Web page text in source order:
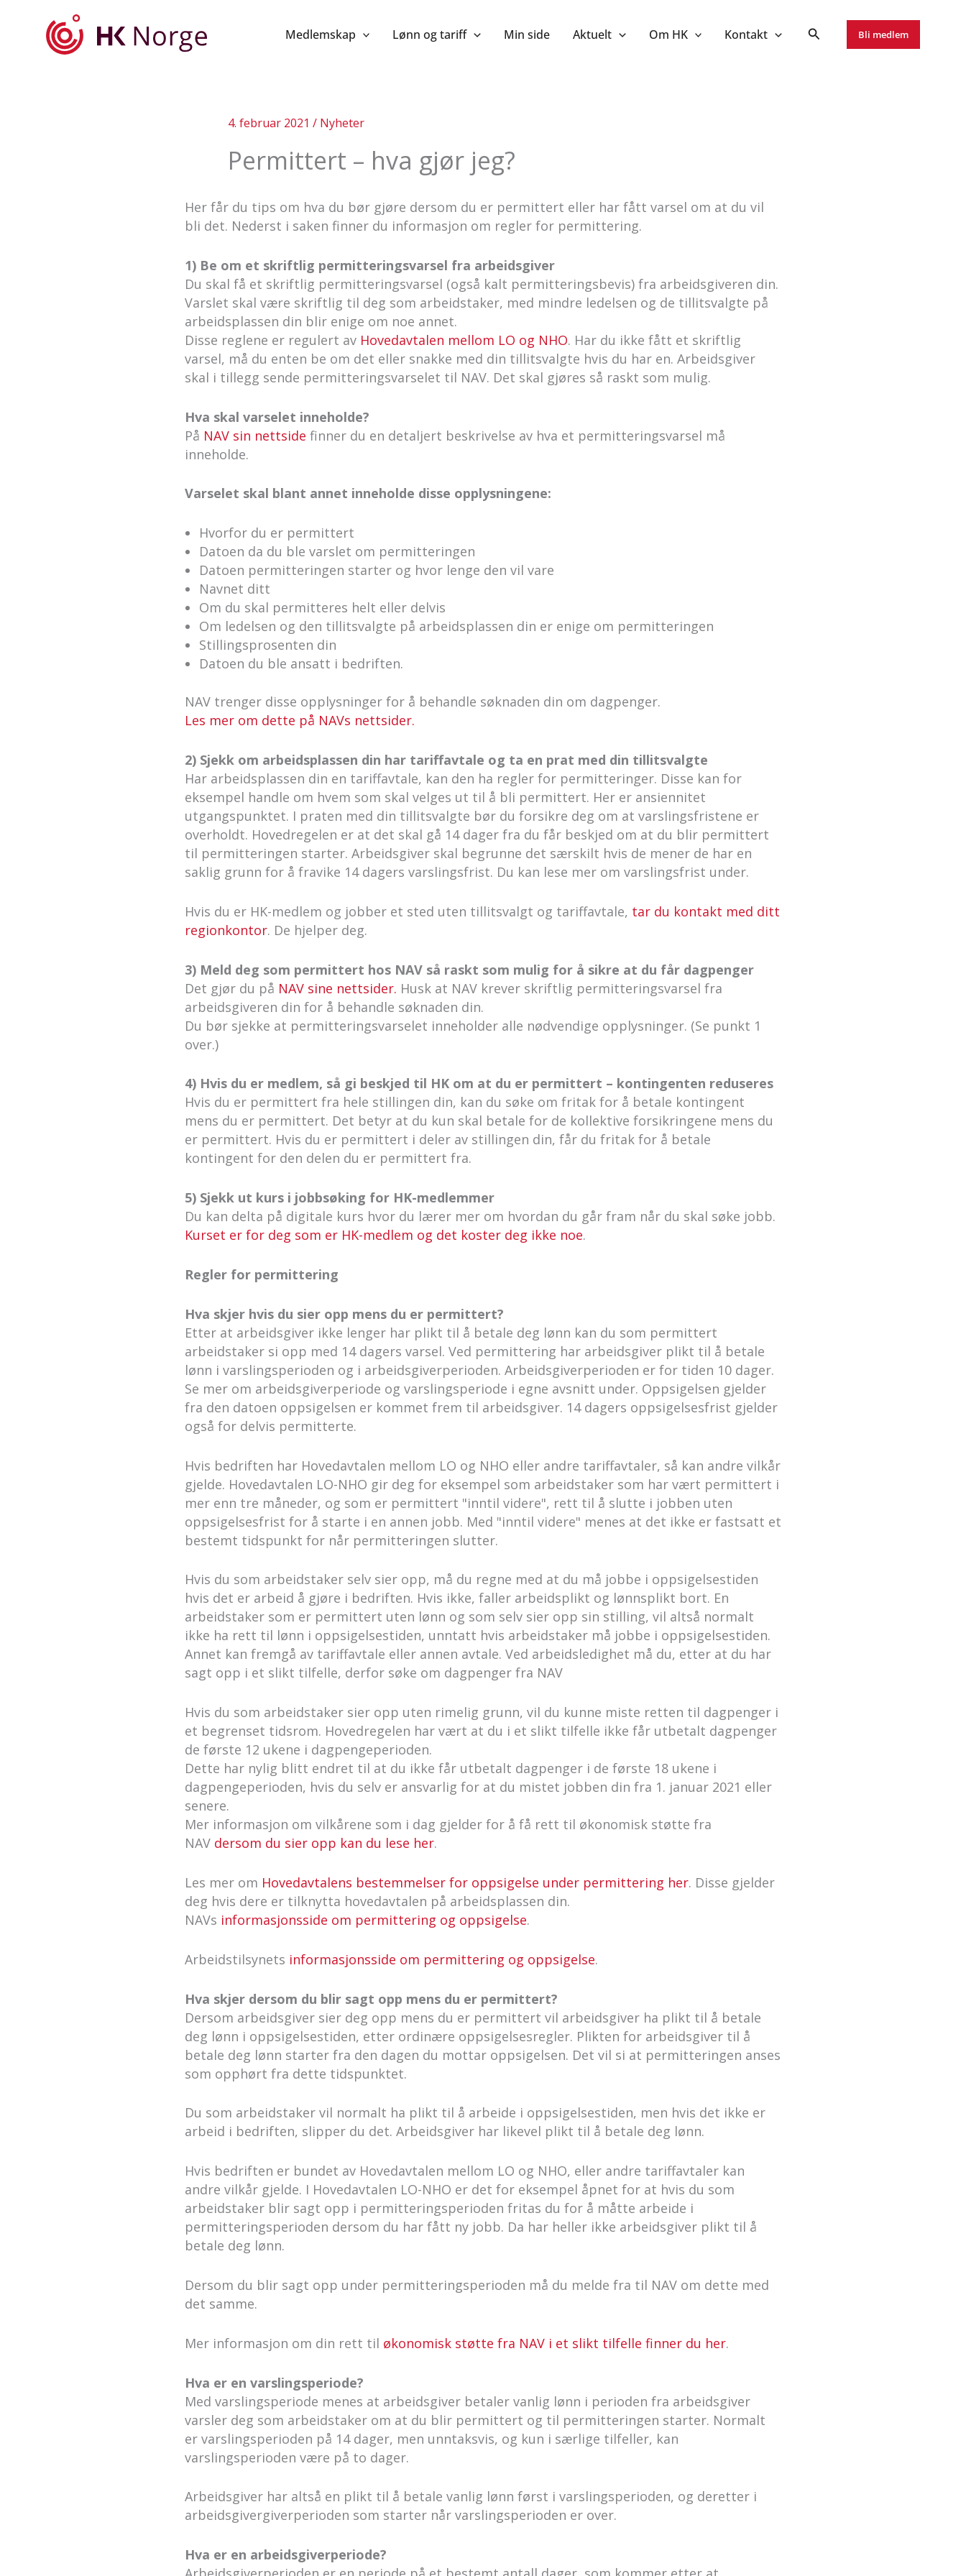
Medlemskap Lønn og tariff Min side Aktuelt Om HK Kontakt Bli medlem
4. februar 2021 / Nyheter
Permittert – hva gjør jeg?
Her får du tips om hva du bør gjøre dersom du er permittert eller har fått varsel om at du vil
bli det. Nederst i saken finner du informasjon om regler for permittering.
1) Be om et skriftlig permitteringsvarsel fra arbeidsgiver
Du skal få et skriftlig permitteringsvarsel (også kalt permitteringsbevis) fra arbeidsgiveren din.
Varslet skal være skriftlig til deg som arbeidstaker, med mindre ledelsen og de tillitsvalgte på
arbeidsplassen din blir enige om noe annet.
Disse reglene er regulert av Hovedavtalen mellom LO og NHO. Har du ikke fått et skriftlig
varsel, må du enten be om det eller snakke med din tillitsvalgte hvis du har en. Arbeidsgiver
skal i tillegg sende permitteringsvarselet til NAV. Det skal gjøres så raskt som mulig.
Hva skal varselet inneholde?
På NAV sin nettside finner du en detaljert beskrivelse av hva et permitteringsvarsel må
inneholde.
Varselet skal blant annet inneholde disse opplysningene:
Hvorfor du er permittert
Datoen da du ble varslet om permitteringen
Datoen permitteringen starter og hvor lenge den vil vare
Navnet ditt
Om du skal permitteres helt eller delvis
Om ledelsen og den tillitsvalgte på arbeidsplassen din er enige om permitteringen
Stillingsprosenten din
Datoen du ble ansatt i bedriften.
NAV trenger disse opplysninger for å behandle søknaden din om dagpenger.
Les mer om dette på NAVs nettsider.
2) Sjekk om arbeidsplassen din har tariffavtale og ta en prat med din tillitsvalgte
Har arbeidsplassen din en tariffavtale, kan den ha regler for permitteringer. Disse kan for
eksempel handle om hvem som skal velges ut til å bli permittert. Her er ansiennitet
utgangspunktet. I praten med din tillitsvalgte bør du forsikre deg om at varslingsfristene er
overholdt. Hovedregelen er at det skal gå 14 dager fra du får beskjed om at du blir permittert
til permitteringen starter. Arbeidsgiver skal begrunne det særskilt hvis de mener de har en
saklig grunn for å fravike 14 dagers varslingsfrist. Du kan lese mer om varslingsfrist under.
Hvis du er HK-medlem og jobber et sted uten tillitsvalgt og tariffavtale, tar du kontakt med ditt
regionkontor. De hjelper deg.
3) Meld deg som permittert hos NAV så raskt som mulig for å sikre at du får dagpenger
Det gjør du på NAV sine nettsider. Husk at NAV krever skriftlig permitteringsvarsel fra
arbeidsgiveren din for å behandle søknaden din.
Du bør sjekke at permitteringsvarselet inneholder alle nødvendige opplysninger. (Se punkt 1
over.)
4) Hvis du er medlem, så gi beskjed til HK om at du er permittert – kontingenten reduseres
Hvis du er permittert fra hele stillingen din, kan du søke om fritak for å betale kontingent
mens du er permittert. Det betyr at du kun skal betale for de kollektive forsikringene mens du
er permittert. Hvis du er permittert i deler av stillingen din, får du fritak for å betale
kontingent for den delen du er permittert fra.
5) Sjekk ut kurs i jobbsøking for HK-medlemmer
Du kan delta på digitale kurs hvor du lærer mer om hvordan du går fram når du skal søke jobb.
Kurset er for deg som er HK-medlem og det koster deg ikke noe.
Regler for permittering
Hva skjer hvis du sier opp mens du er permittert?
Etter at arbeidsgiver ikke lenger har plikt til å betale deg lønn kan du som permittert
arbeidstaker si opp med 14 dagers varsel. Ved permittering har arbeidsgiver plikt til å betale
lønn i varslingsperioden og i arbeidsgiverperioden. Arbeidsgiverperioden er for tiden 10 dager.
Se mer om arbeidsgiverperiode og varslingsperiode i egne avsnitt under. Oppsigelsen gjelder
fra den datoen oppsigelsen er kommet frem til arbeidsgiver. 14 dagers oppsigelsesfrist gjelder
også for delvis permitterte.
Hvis bedriften har Hovedavtalen mellom LO og NHO eller andre tariffavtaler, så kan andre vilkår
gjelde. Hovedavtalen LO-NHO gir deg for eksempel som arbeidstaker som har vært permittert i
mer enn tre måneder, og som er permittert "inntil videre", rett til å slutte i jobben uten
oppsigelsesfrist for å starte i en annen jobb. Med "inntil videre" menes at det ikke er fastsatt et
bestemt tidspunkt for når permitteringen slutter.
Hvis du som arbeidstaker selv sier opp, må du regne med at du må jobbe i oppsigelsestiden
hvis det er arbeid å gjøre i bedriften. Hvis ikke, faller arbeidsplikt og lønnsplikt bort. En
arbeidstaker som er permittert uten lønn og som selv sier opp sin stilling, vil altså normalt
ikke ha rett til lønn i oppsigelsestiden, unntatt hvis arbeidstaker må jobbe i oppsigelsestiden.
Annet kan fremgå av tariffavtale eller annen avtale. Ved arbeidsledighet må du, etter at du har
sagt opp i et slikt tilfelle, derfor søke om dagpenger fra NAV
Hvis du som arbeidstaker sier opp uten rimelig grunn, vil du kunne miste retten til dagpenger i
et begrenset tidsrom. Hovedregelen har vært at du i et slikt tilfelle ikke får utbetalt dagpenger
de første 12 ukene i dagpengeperioden.
Dette har nylig blitt endret til at du ikke får utbetalt dagpenger i de første 18 ukene i
dagpengeperioden, hvis du selv er ansvarlig for at du mistet jobben din fra 1. januar 2021 eller
senere.
Mer informasjon om vilkårene som i dag gjelder for å få rett til økonomisk støtte fra
NAV dersom du sier opp kan du lese her.
Les mer om Hovedavtalens bestemmelser for oppsigelse under permittering her. Disse gjelder
deg hvis dere er tilknytta hovedavtalen på arbeidsplassen din.
NAVs informasjonsside om permittering og oppsigelse.
Arbeidstilsynets informasjonsside om permittering og oppsigelse.
Hva skjer dersom du blir sagt opp mens du er permittert?
Dersom arbeidsgiver sier deg opp mens du er permittert vil arbeidsgiver ha plikt til å betale
deg lønn i oppsigelsestiden, etter ordinære oppsigelsesregler. Plikten for arbeidsgiver til å
betale deg lønn starter fra den dagen du mottar oppsigelsen. Det vil si at permitteringen anses
som opphørt fra dette tidspunktet.
Du som arbeidstaker vil normalt ha plikt til å arbeide i oppsigelsestiden, men hvis det ikke er
arbeid i bedriften, slipper du det. Arbeidsgiver har likevel plikt til å betale deg lønn.
Hvis bedriften er bundet av Hovedavtalen mellom LO og NHO, eller andre tariffavtaler kan
andre vilkår gjelde. I Hovedavtalen LO-NHO er det for eksempel åpnet for at hvis du som
arbeidstaker blir sagt opp i permitteringsperioden fritas du for å måtte arbeide i
permitteringsperioden dersom du har fått ny jobb. Da har heller ikke arbeidsgiver plikt til å
betale deg lønn.
Dersom du blir sagt opp under permitteringsperioden må du melde fra til NAV om dette med
det samme.
Mer informasjon om din rett til økonomisk støtte fra NAV i et slikt tilfelle finner du her.
Hva er en varslingsperiode?
Med varslingsperiode menes at arbeidsgiver betaler vanlig lønn i perioden fra arbeidsgiver
varsler deg som arbeidstaker om at du blir permittert og til permitteringen starter. Normalt
er varslingsperioden på 14 dager, men unntaksvis, og kun i særlige tilfeller, kan
varslingsperioden være på to dager.
Arbeidsgiver har altså en plikt til å betale vanlig lønn først i varslingsperioden, og deretter i
arbeidsgivergiverperioden som starter når varslingsperioden er over.
Hva er en arbeidsgiverperiode?